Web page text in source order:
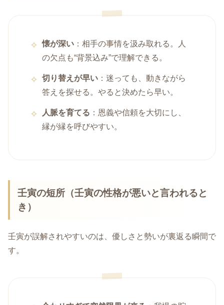
懐が深い ：相手の事情を汲み取れる。人
の欠点も“背景込み”で理解できる。
切り替えが早い ：迷っても、動きながら
答えを探せる。やると決めたら早い。
人脈を育てる ：恩義や信頼を大切にし、
縁が縁を呼びやすい。
壬寅の短所（壬寅の性格が悪いと言われると
き）
壬寅が誤解されやすいのは、優しさと勢いが裏返る瞬間で
す。